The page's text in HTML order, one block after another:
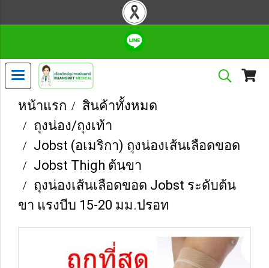
หน้าแรก
สินค้าทั้งหมด
ถุงน่อง/ถุงเท้า
Jobst (อเมริกา) ถุงน่องเส้นเลือดขอด
Jobst Thigh ต้นขา
ถุงน่องเส้นเลือดขอด Jobst ระดับต้น
ขา แรงบีบ 15-20 มม.ปรอท